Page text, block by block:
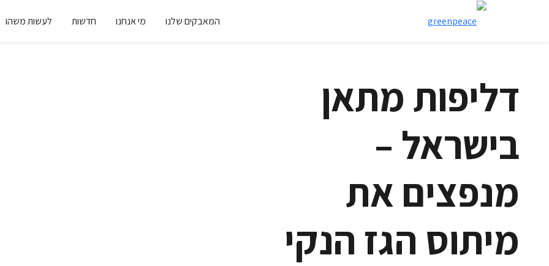
המאבקים שלנו מי אנחנו חדשות לעשות משהו
דליפות מתאן
בישראל –
מנפצים את
מיתוס הגז הנקי